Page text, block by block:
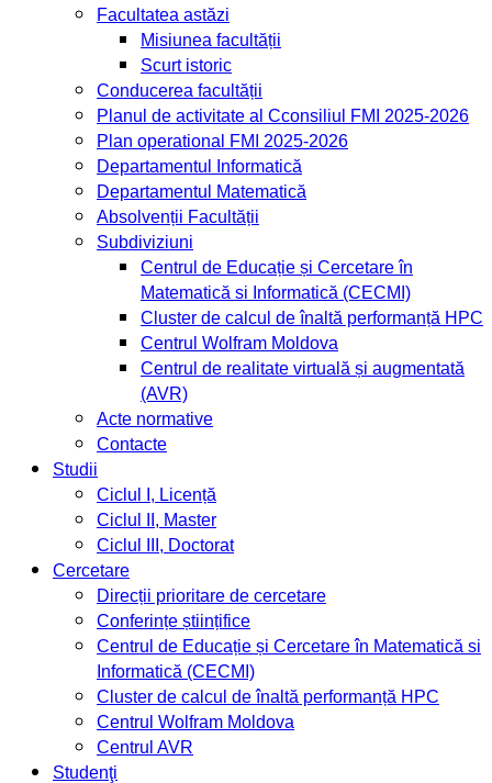
Facultatea astăzi
Misiunea facultății
Scurt istoric
Conducerea facultății
Planul de activitate al Cconsiliul FMI 2025-2026
Plan operational FMI 2025-2026
Departamentul Informatică
Departamentul Matematică
Absolvenții Facultății
Subdiviziuni
Centrul de Educație și Cercetare în
Matematică si Informatică (CECMI)
Cluster de calcul de înaltă performanță HPC
Centrul Wolfram Moldova
Centrul de realitate virtuală și augmentată
(AVR)
Acte normative
Contacte
Studii
Ciclul I, Licență
Ciclul II, Master
Ciclul III, Doctorat
Cercetare
Direcții prioritare de cercetare
Conferințe științifice
Centrul de Educație și Cercetare în Matematică si
Informatică (CECMI)
Cluster de calcul de înaltă performanță HPC
Centrul Wolfram Moldova
Centrul AVR
Studenţi